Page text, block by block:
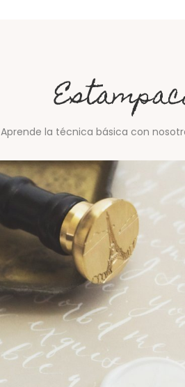
Aprende la técnica básica con